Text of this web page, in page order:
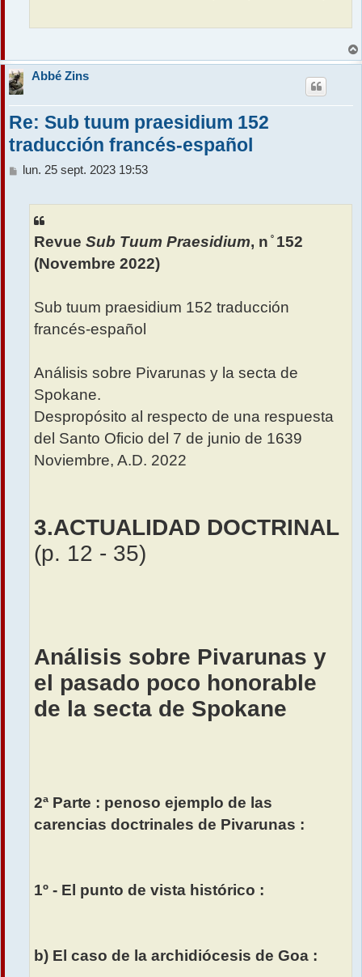
Abbé Zins
Re: Sub tuum praesidium 152
traducción francés-español
M
lun. 25 sept. 2023 19:53
Revue Sub Tuum Praesidium, n ̊ 152
(Novembre 2022)
Sub tuum praesidium 152 traducción
francés-español
Análisis sobre Pivarunas y la secta de
Spokane.
Despropósito al respecto de una respuesta
del Santo Oficio del 7 de junio de 1639
Noviembre, A.D. 2022
3.ACTUALIDAD DOCTRINAL
(p. 12 - 35)
Análisis sobre Pivarunas y
el pasado poco honorable
de la secta de Spokane
2ª Parte : penoso ejemplo de las
carencias doctrinales de Pivarunas :
1º - El punto de vista histórico :
b) El caso de la archidiócesis de Goa :